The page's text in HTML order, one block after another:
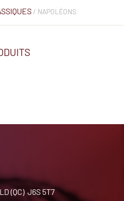
/ NAPOLÉONS
(QC) J6S 5T7